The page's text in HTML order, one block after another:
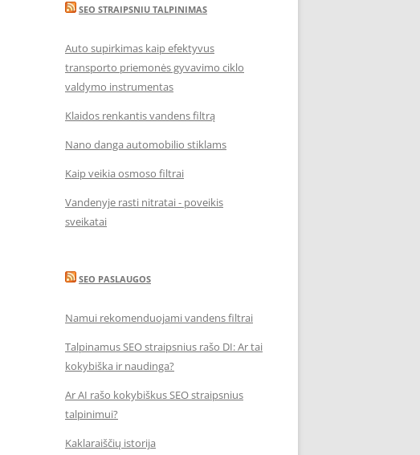
SEO STRAIPSNIU TALPINIMAS
Auto supirkimas kaip efektyvus
transporto priemonės gyvavimo ciklo
valdymo instrumentas
Klaidos renkantis vandens filtrą
Nano danga automobilio stiklams
Kaip veikia osmoso filtrai
Vandenyje rasti nitratai - poveikis
sveikatai
SEO PASLAUGOS
Namui rekomenduojami vandens filtrai
Talpinamus SEO straipsnius rašo DI: Ar tai
kokybiška ir naudinga?
Ar AI rašo kokybiškus SEO straipsnius
talpinimui?
Kaklaraiščių istorija